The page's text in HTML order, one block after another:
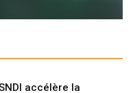
accélère la